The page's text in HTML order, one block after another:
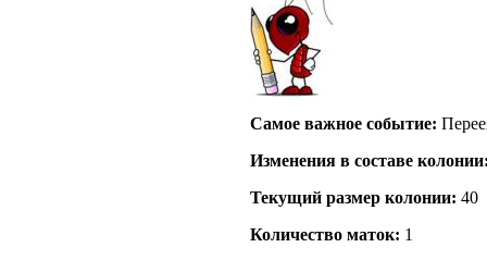
Самое важное событие:
Изменения в составе
Текущий размер кoлонии: 40
Количество маток: 1